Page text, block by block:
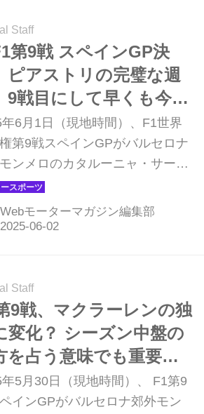
セロナ・カタロニアGP」と呼
ることになった。また開催時期は
り2週間後ろへ移動している。
Staff
第9戦 スペインGP決
ピアストリの完璧な週
9戦目にして早くも今季
6月1日（現地時間）、F1世界
第9戦スペインGPがバルセロナ
ンメロのカタルーニャ・サーキ
開催され、マクラーレンのオス
ピアストリが優勝、2位にもラ
ノリスも2位に入り、マクラー
た。ピットレーンスタートとな
田裕毅（レッドブル）は、ソフ
のマルチストップ戦略を取って
げを図ったものの13位に終わっ
Webモーターマガジン編集部
Staff
9戦、マクラーレンの独
変化？ シーズン中盤の
を占う意味でも重要な
ンプリが始まる【スペ
GP プレビュー】
5月30日（現地時間）、 F1第9
インGPがバルセロナ郊外モン